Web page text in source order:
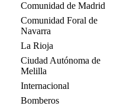
Comunidad de Madrid
Comunidad Foral de
Navarra
La Rioja
Ciudad Autónoma de
Melilla
Internacional
Bomberos